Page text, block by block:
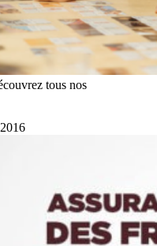
tous nos